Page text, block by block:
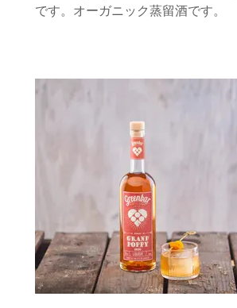
です。オーガニック蒸留酒です。